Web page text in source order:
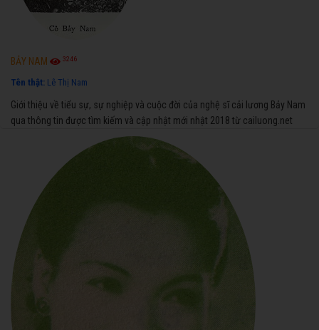
BẢY NAM 3246
Tên thật: Lê Thị Nam
Giới thiệu về tiểu sự, sự nghiệp và cuộc đời của nghệ sĩ cải lương Bảy Nam
qua thông tin được tìm kiếm và cập nhật mới nhật 2018 từ cailuong.net